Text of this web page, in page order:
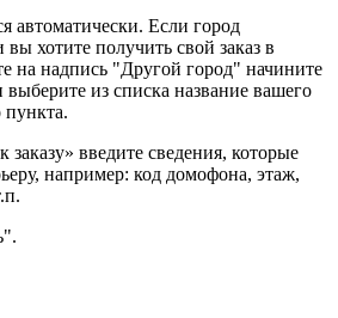
автоматически. Если город
хотите получить свой заказ в
на надпись "Другой город" начините
выберите из списка название вашего
пункта.
введите сведения, которые
например: код домофона, этаж,